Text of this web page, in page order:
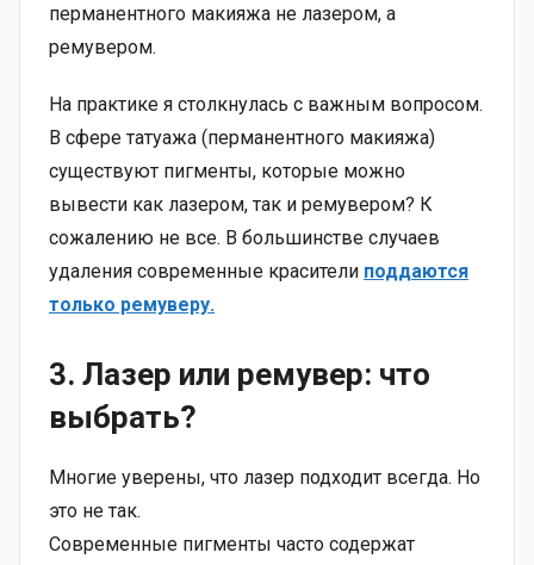
перманентного макияжа не лазером, а
ремувером.
На практике я столкнулась с важным вопросом.
В сфере татуажа (перманентного макияжа)
существуют пигменты, которые можно
вывести как лазером, так и ремувером? К
сожалению не все. В большинстве случаев
удаления современные красители поддаются
только ремуверу.
3. Лазер или ремувер: что
выбрать?
Многие уверены, что лазер подходит всегда. Но
это не так.
Современные пигменты часто содержат